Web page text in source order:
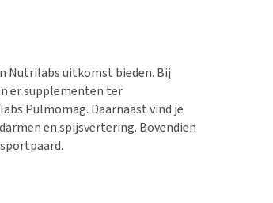
Nutrilabs uitkomst bieden. Bij
er supplementen ter
Pulmomag. Daarnaast vind je
en spijsvertering. Bovendien